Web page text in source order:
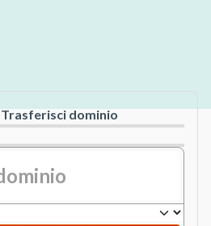
Trasferisci dominio